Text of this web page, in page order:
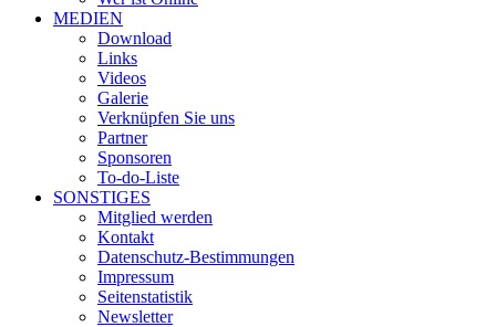
MEDIEN
Download
Links
Videos
Galerie
Verknüpfen Sie uns
Partner
Sponsoren
To-do-Liste
SONSTIGES
Mitglied werden
Kontakt
Datenschutz-Bestimmungen
Impressum
Seitenstatistik
Newsletter